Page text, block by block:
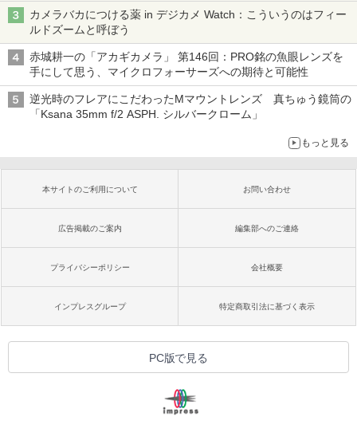
カメラバカにつける薬 in デジカメ Watch：こういうのはフィー
ルドズームと呼ぼう
赤城耕一の「アカギカメラ」 第146回：PRO銘の魚眼レンズを
手にして思う、マイクロフォーサーズへの期待と可能性
逆光時のフレアにこだわったMマウントレンズ 真ちゅう鏡筒の
「Ksana 35mm f/2 ASPH. シルバークローム」
もっと見る
本サイトのご利用について お問い合わせ
広告掲載のご案内 編集部へのご連絡
プライバシーポリシー 会社概要
インプレスグループ 特定商取引法に基づく表示
PC版で見る